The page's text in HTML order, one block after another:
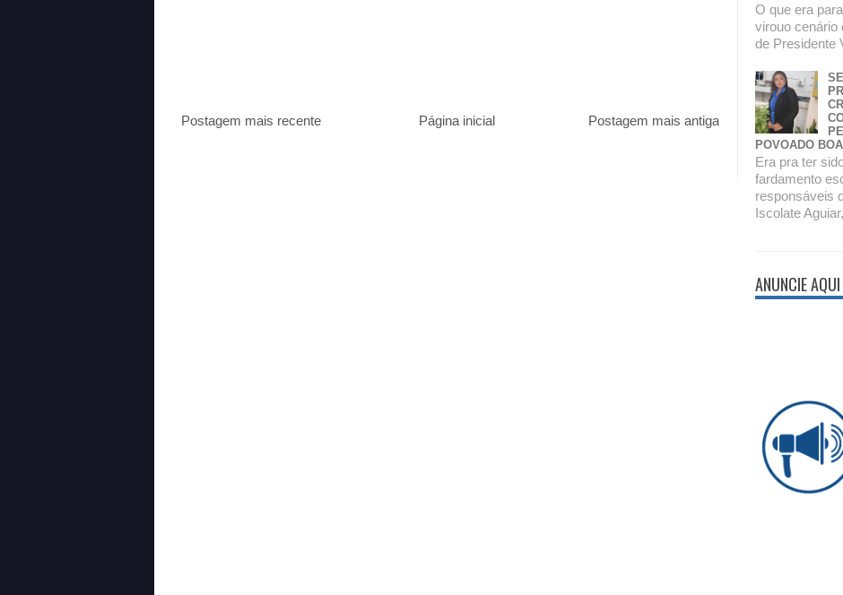
Postagem mais recente Postagem mais antiga
Página inicial
O que era
virouo cenário
de Presidente
POVOADO
Era pra ter
fardamento
responsáveis
Iscolate
ANUNCIE AQUI